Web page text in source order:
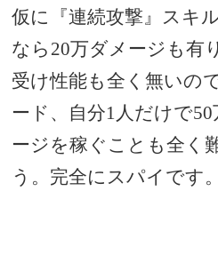
仮に『連続攻撃』スキ
なら20万ダメージも有
受け性能も全く無いの
ード、自分1人だけで
ージを稼ぐことも全く
う。完全にスパイです。